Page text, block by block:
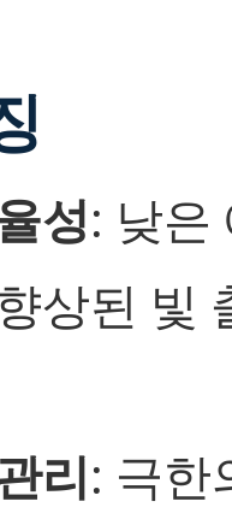
성: 낮은
상된 빛
리: 극한